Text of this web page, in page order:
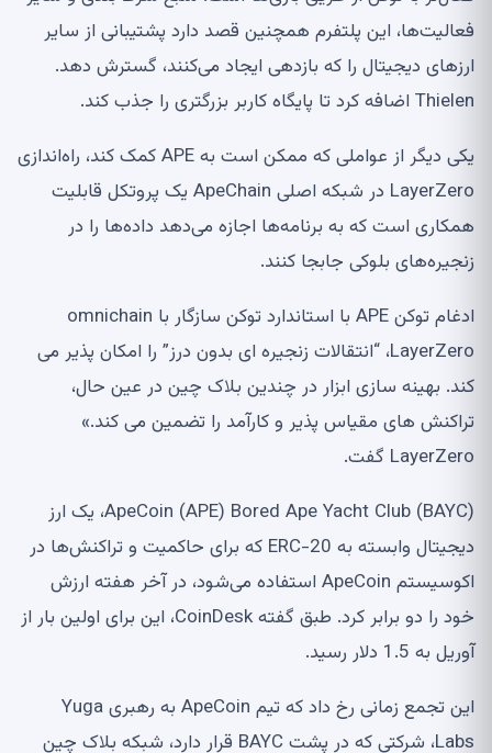
فعالیت‌ها، این پلتفرم همچنین قصد دارد پشتیبانی از سایر
ارزهای دیجیتال را که بازدهی ایجاد می‌کنند، گسترش دهد.
Thielen اضافه کرد تا پایگاه کاربر بزرگتری را جذب کند.
یکی دیگر از عواملی که ممکن است به APE کمک کند، راه‌اندازی
LayerZero در شبکه اصلی ApeChain یک پروتکل قابلیت
همکاری است که به برنامه‌ها اجازه می‌دهد داده‌ها را در
زنجیره‌های بلوکی جابجا کنند.
ادغام توکن APE با استاندارد توکن سازگار با omnichain
LayerZero، “انتقالات زنجیره ای بدون درز” را امکان پذیر می
کند. بهینه سازی ابزار در چندین بلاک چین در عین حال،
تراکنش های مقیاس پذیر و کارآمد را تضمین می کند.»
LayerZero گفت.
ApeCoin (APE) Bored Ape Yacht Club (BAYC)، یک ارز
دیجیتال وابسته به ERC-20 که برای حاکمیت و تراکنش‌ها در
اکوسیستم ApeCoin استفاده می‌شود، در آخر هفته ارزش
خود را دو برابر کرد. طبق گفته CoinDesk، این برای اولین بار از
آوریل به 1.5 دلار رسید.
این تجمع زمانی رخ داد که تیم ApeCoin به رهبری Yuga
Labs، شرکتی که در پشت BAYC قرار دارد، شبکه بلاک چین